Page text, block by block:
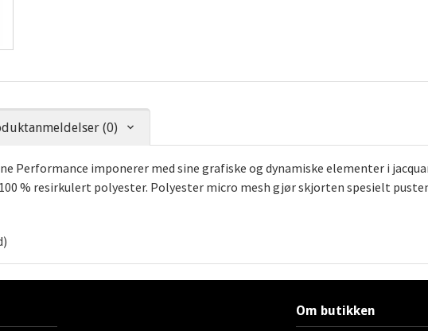
(0)
Performance imponerer med sine grafiske og dynamiske elementer i
% resirkulert polyester. Polyester micro mesh gjør skjorten spesielt
Om butikken